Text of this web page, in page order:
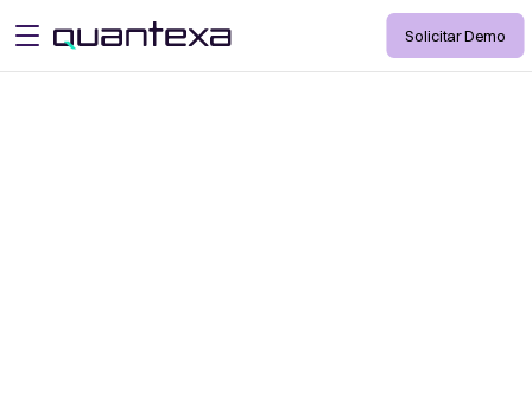
open menu Solicitar Demo